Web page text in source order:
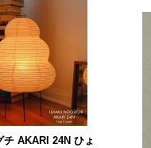
チ AKARI 24N ひょ